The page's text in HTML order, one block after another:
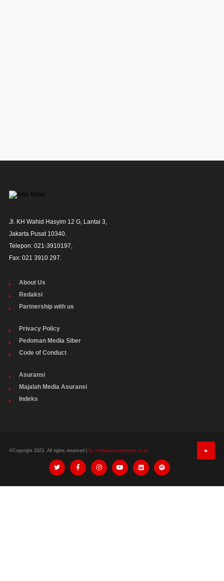
Jl. KH Wahid Hasyim 12 G, Lantai 3,
Jakarta Pusat 10340.
Telepon: 021-3910197,
Fax: 021 3910 297.
About Us
Redaksi
Partnership with us
Privacy Policy
Pedoman Media Siber
Code of Conduct
Asuransi
Majalah Media Asuransi
Indeks
©Copyright 2023. All rights reserved | by mediaasuransinews.co.id.